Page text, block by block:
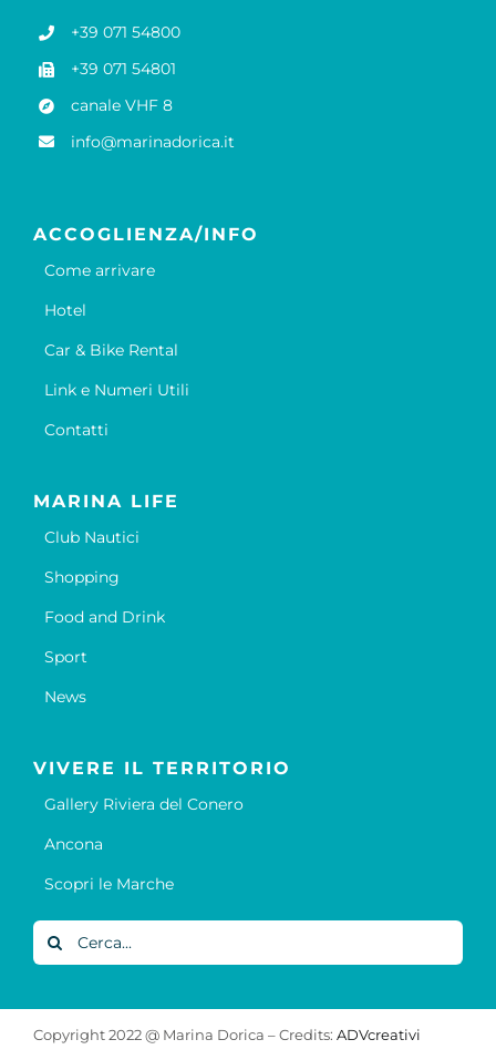
+39 071 54800
+39 071 54801
canale VHF 8
info@marinadorica.it
ACCOGLIENZA/INFO
Come arrivare
Hotel
Car & Bike Rental
Link e Numeri Utili
Contatti
MARINA LIFE
Club Nautici
Shopping
Food and Drink
Sport
News
VIVERE IL TERRITORIO
Gallery Riviera del Conero
Ancona
Scopri le Marche
Cerca
per:
Copyright 2022 @ Marina Dorica – Credits: ADVcreativi